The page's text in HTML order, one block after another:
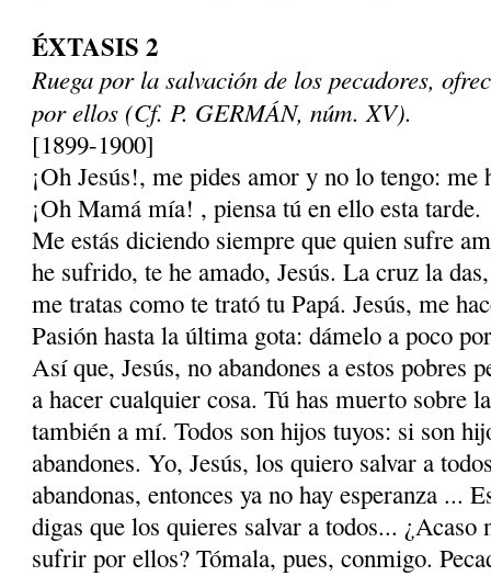
ÉXTASIS 2
Ruega por la salvación de los pecadores,
por ellos (Cf. P. GERMÁN, núm. XV).
[1899-1900]
¡Oh Jesús!, me pides amor y no lo tengo: me
¡Oh Mamá mía! , piensa tú en ello esta tarde.
Me estás diciendo siempre que quien sufre
he sufrido, te he amado, Jesús. La cruz la
me tratas como te trató tu Papá. Jesús, me
Pasión hasta la última gota: dámelo a poco
Así que, Jesús, no abandones a estos pobres
a hacer cualquier cosa. Tú has muerto sobre
también a mí. Todos son hijos tuyos: si son
abandones. Yo, Jesús, los quiero salvar a
abandonas, entonces ya no hay espe­ranza ...
digas que los quieres salvar a to­dos... ¿Acaso
sufrir por ellos? Tómala, pues, conmigo.